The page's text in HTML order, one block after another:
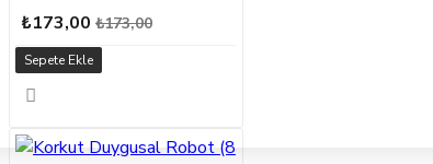
₺173,00 ₺173,00
Sepete Ekle